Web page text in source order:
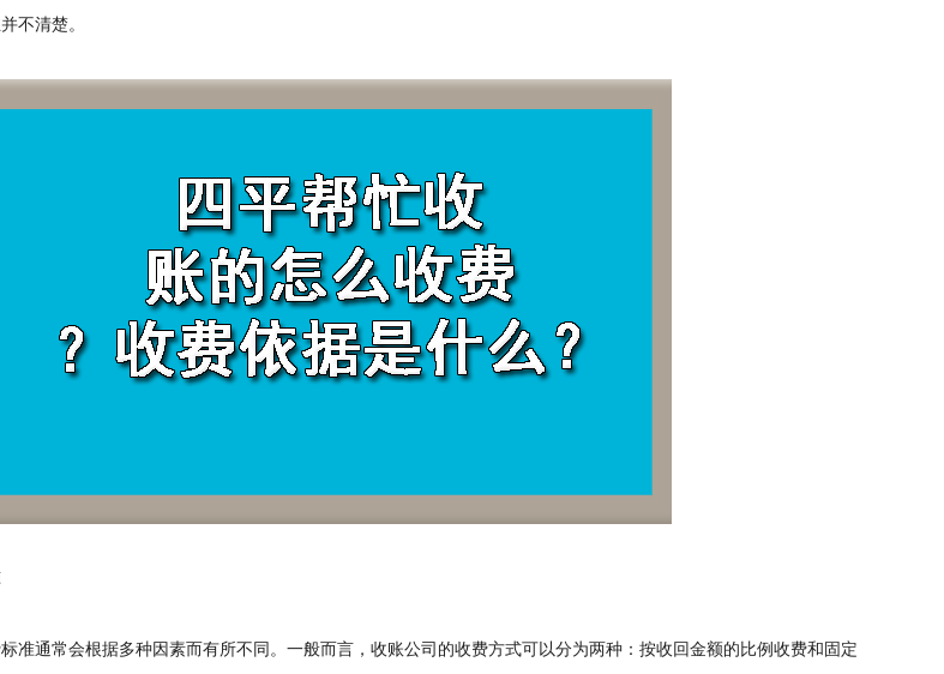
不清楚。
通常会根据多种因素而有所不同。一般而言，收账公司的收费方式可以分为两种：按收回金额的比例收费和固定